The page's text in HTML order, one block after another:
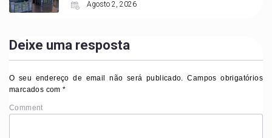
Agosto 2, 2026
Deixe uma resposta
O seu endereço de email não será publicado.
Campos obrigatórios
marcados com*
Comment